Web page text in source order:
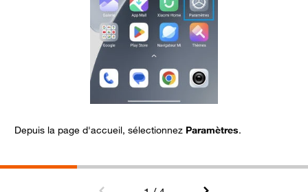
Depuis la page d'accueil, sélectionnez Paramètres.